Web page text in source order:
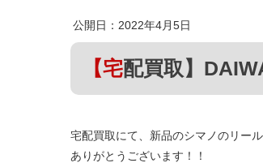
公開日：2022年4月5日
【宅配買取】
宅配買取にて、新品のシマノのリー
ありがとうございます！！